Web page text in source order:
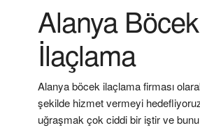
Alanya Böcek
İlaçlama
Alanya böcek ilaçlama firması
şekilde hizmet vermeyi
uğraşmak çok ciddi bir iştir ve